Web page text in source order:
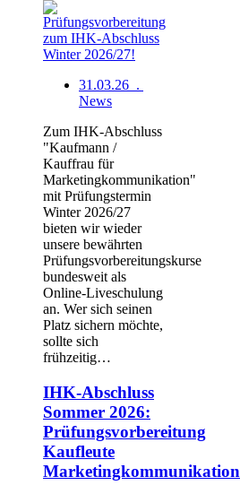
31.03.26 .
News
Zum IHK-Abschluss
"Kaufmann /
Kauffrau für
Marketingkommunikation"
mit Prüfungstermin
Winter 2026/27
bieten wir wieder
unsere bewährten
Prüfungsvorbereitungskurse
bundesweit als
Online-Liveschulung
an. Wer sich seinen
Platz sichern möchte,
sollte sich
frühzeitig…
IHK-Abschluss
Sommer 2026:
Prüfungsvorbereitung
Kaufleute
Marketingkommunikation